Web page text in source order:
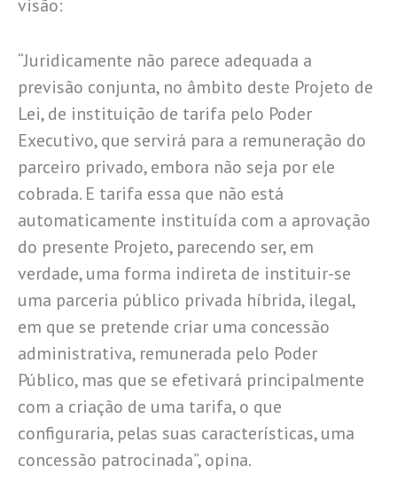
visão:
“Juridicamente não parece adequada a
previsão conjunta, no âmbito deste Projeto de
Lei, de instituição de tarifa pelo Poder
Executivo, que servirá para a remuneração do
parceiro privado, embora não seja por ele
cobrada. E tarifa essa que não está
automaticamente instituída com a aprovação
do presente Projeto, parecendo ser, em
verdade, uma forma indireta de instituir-se
uma parceria público privada híbrida, ilegal,
em que se pretende criar uma concessão
administrativa, remunerada pelo Poder
Público, mas que se efetivará principalmente
com a criação de uma tarifa, o que
configuraria, pelas suas características, uma
concessão patrocinada”, opina.